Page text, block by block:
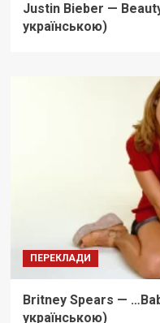
Justin Bieber —
українською)
ПЕРЕКЛАДИ
Britney Spears —
українською)